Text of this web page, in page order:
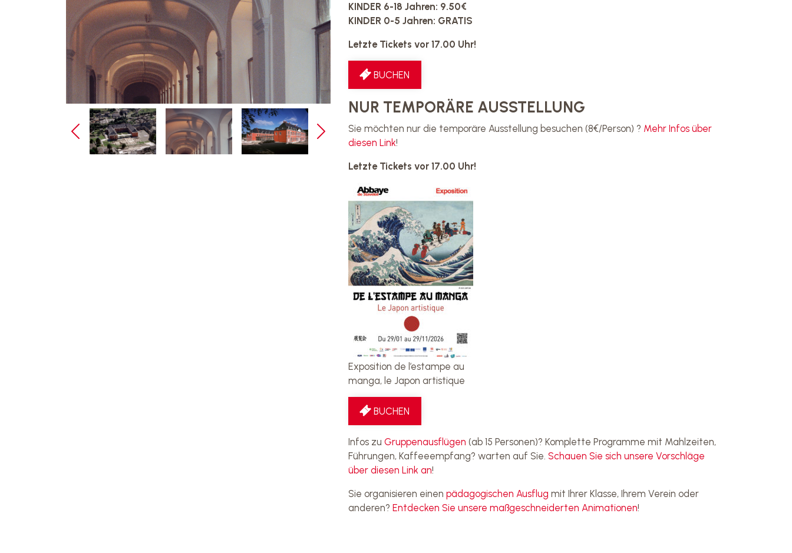
KINDER 6-18 Jahren: 9.50€
KINDER 0-5 Jahren: GRATIS
Letzte Tickets vor 17.00 Uhr!
BUCHEN
NUR TEMPORÄRE AUSSTELLUNG
Sie möchten nur die temporäre Ausstellung besuchen (8€/Person) ? Mehr Infos über
diesen Link!
Letzte Tickets vor 17.00 Uhr!
Exposition de l’estampe au
manga, le Japon artistique
BUCHEN
Infos zuGruppenausflügen (ab 15 Personen)? Komplette Programme mit Mahlzeiten,
Führungen, Kaffeeempfang? warten auf Sie.Schauen Sie sich unsere Vorschläge
über diesen Link an!
Sie organisieren einenpädagogischen Ausflug mit Ihrer Klasse, Ihrem Verein oder
anderen?Entdecken Sie unsere maßgeschneiderten Animationen!